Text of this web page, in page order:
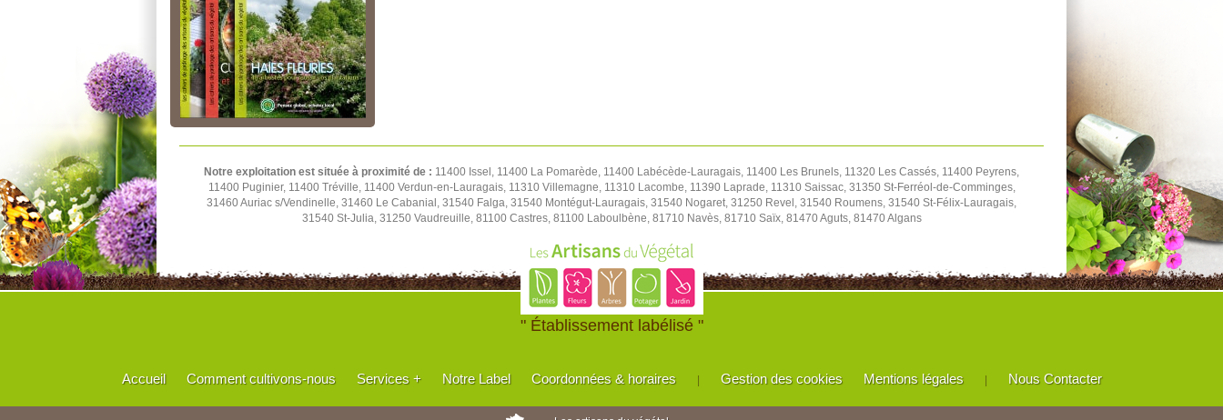
Notre exploitation est située à proximité de : 11400 Issel, 11400 La Pomarède, 11400 Labécède-Lauragais, 11400 Les Brunels, 11320 Les Cassés, 11400 Peyrens,
11400 Puginier, 11400 Tréville, 11400 Verdun-en-Lauragais, 11310 Villemagne, 11310 Lacombe, 11390 Laprade, 11310 Saissac, 31350 St-Ferréol-de-Comminges,
31460 Auriac s/Vendinelle, 31460 Le Cabanial, 31540 Falga, 31540 Montégut-Lauragais, 31540 Nogaret, 31250 Revel, 31540 Roumens, 31540 St-Félix-Lauragais,
31540 St-Julia, 31250 Vaudreuille, 81100 Castres, 81100 Laboulbène, 81710 Navès, 81710 Saïx, 81470 Aguts, 81470 Algans
" Établissement labélisé "
Accueil Comment cultivons-nous Services + Notre Label Coordonnées & horaires | Gestion des cookies Mentions légales | Nous Contacter